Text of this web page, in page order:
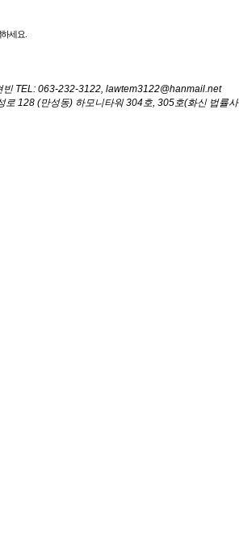
세요.
빈 TEL: 063-232-3122, lawtem3122@hanmail.net
로 128 (만성동) 하모니타워 304호, 305호(화신 법률